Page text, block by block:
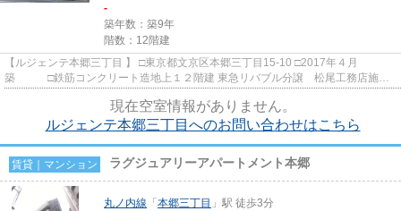
-
築年数：築9年
階数：12階建
【ルジェンテ本郷三丁目 】 □東京都文京区本郷三丁目15-10 □2017年４月
築 □鉄筋コンクリート造地上１２階建 東急リバブル分譲 松尾工務店施工
現在空室情報がありません。
ルジェンテ本郷三丁目へのお問い合わせはこちら
賃貸｜マンション ラグジュアリーアパートメント本郷
丸ノ内線 「 本郷三丁目 」駅 徒歩3分